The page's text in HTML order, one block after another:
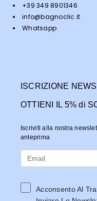
+39 349 8901346
info@bagnoclic.it
Whatsapp
ISCRIZIONE
OTTIENI IL 5% di
Iscriviti alla nostra
anteprima
Acconsento Al